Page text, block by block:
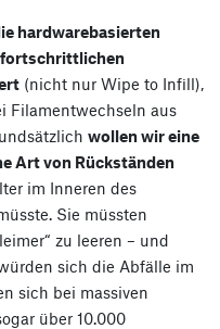
hardwarebasierten
fortschrittlichen
(nicht nur Wipe to Infill),
Filamentwechseln aus
wollen wir eine
Art von Rückständen
im Inneren des
Sie müssten
zu leeren – und
sich die Abfälle im
sich bei massiven
über 10.000